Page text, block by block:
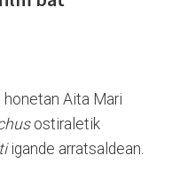
Aita Mari
ostiraletik
igande arratsaldean.